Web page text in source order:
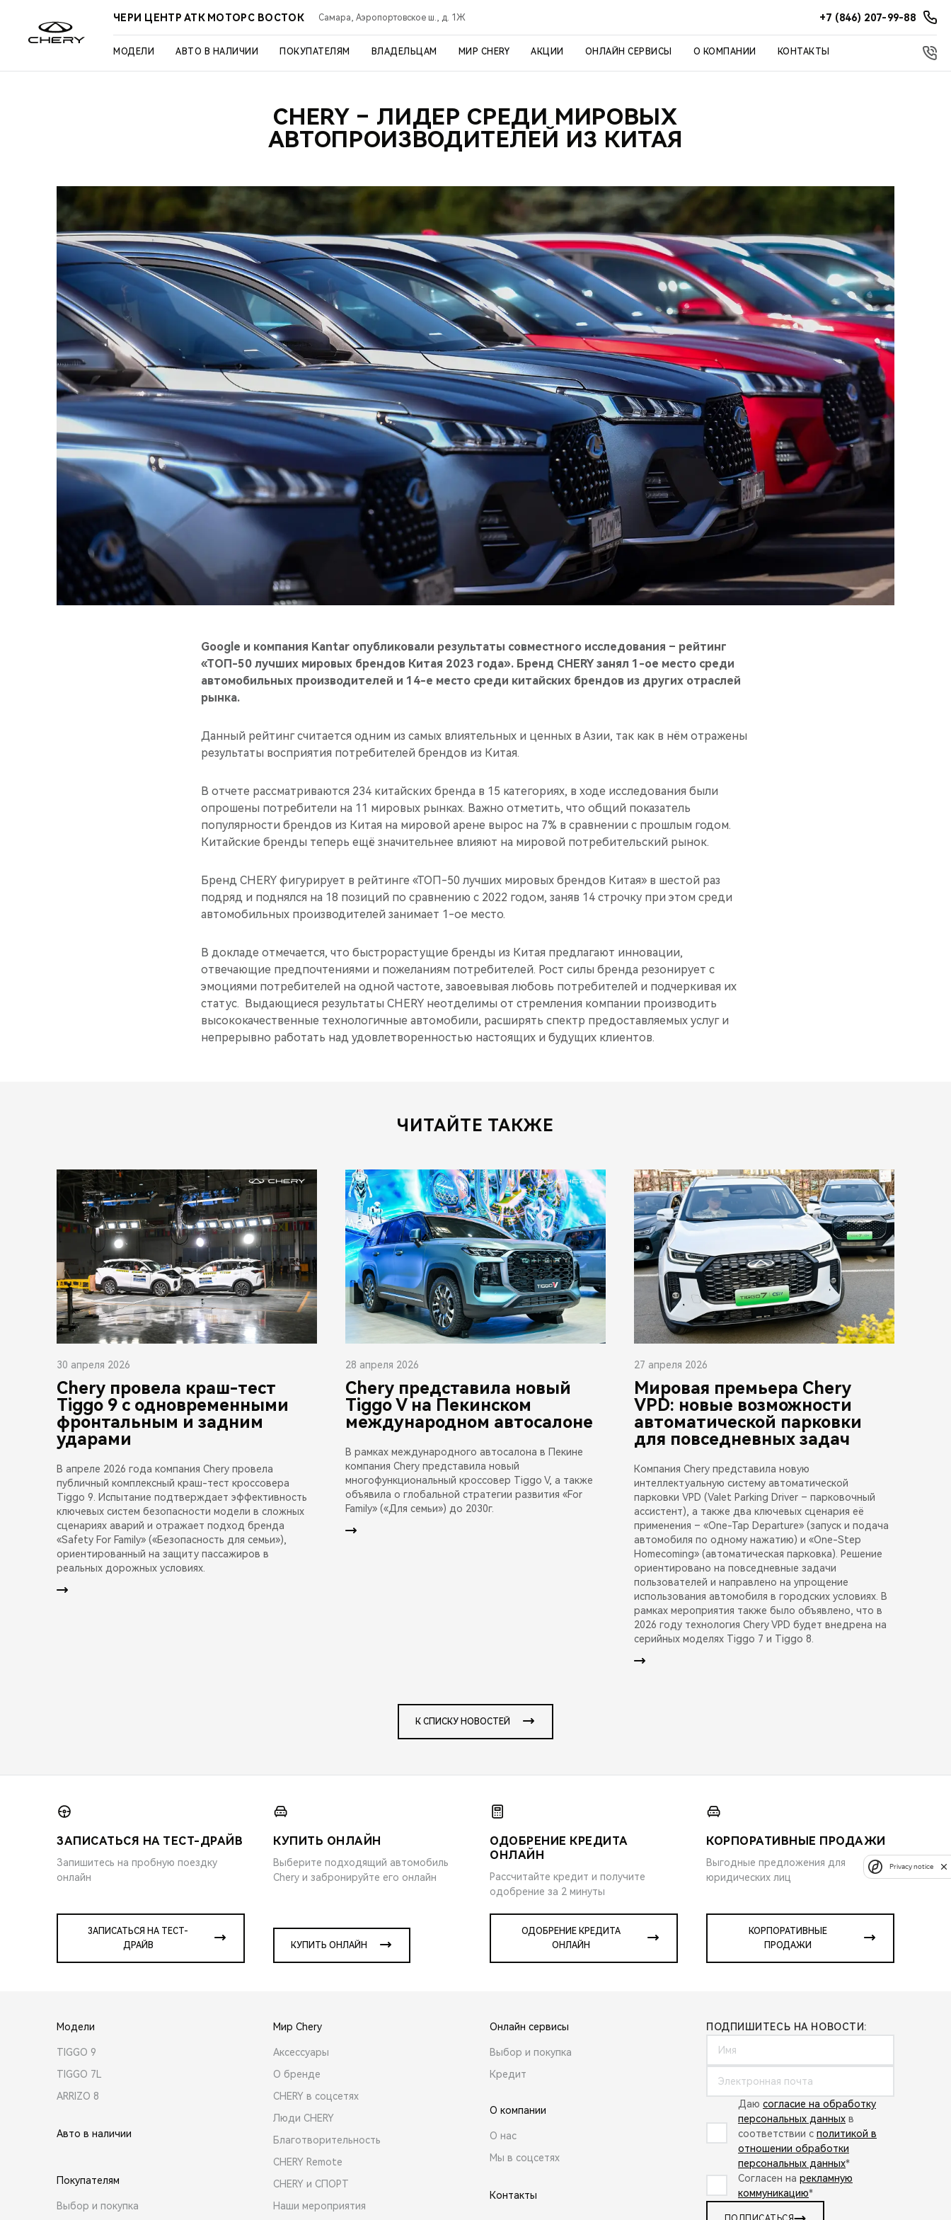
ЧЕРИ ЦЕНТР АТК МОТОРС ВОСТОК Самара, Аэропортовское ш., д. 1Ж +7 (846) 207-99-88
МОДЕЛИ АВТО В НАЛИЧИИ ПОКУПАТЕЛЯМ ВЛАДЕЛЬЦАМ МИР CHERY АКЦИИ ОНЛАЙН СЕРВИСЫ О КОМПАНИИ КОНТАКТЫ
CHERY – ЛИДЕР СРЕДИ МИРОВЫХ
АВТОПРОИЗВОДИТЕЛЕЙ ИЗ КИТАЯ
Google и компания Kantar опубликовали результаты совместного исследования – рейтинг
«ТОП-50 лучших мировых брендов Китая 2023 года». Бренд CHERY занял 1-ое место среди
автомобильных производителей и 14-е место среди китайских брендов из других отраслей
рынка.
Данный рейтинг считается одним из самых влиятельных и ценных в Азии, так как в нём отражены
результаты восприятия потребителей брендов из Китая.
В отчете рассматриваются 234 китайских бренда в 15 категориях, в ходе исследования были
опрошены потребители на 11 мировых рынках. Важно отметить, что общий показатель
популярности брендов из Китая на мировой арене вырос на 7% в сравнении с прошлым годом.
Китайские бренды теперь ещё значительнее влияют на мировой потребительский рынок.
Бренд CHERY фигурирует в рейтинге «ТОП-50 лучших мировых брендов Китая» в шестой раз
подряд и поднялся на 18 позиций по сравнению с 2022 годом, заняв 14 строчку при этом среди
автомобильных производителей занимает 1-ое место.
В докладе отмечается, что быстрорастущие бренды из Китая предлагают инновации,
отвечающие предпочтениями и пожеланиям потребителей. Рост силы бренда резонирует с
эмоциями потребителей на одной частоте, завоевывая любовь потребителей и подчеркивая их
статус. Выдающиеся результаты CHERY неотделимы от стремления компании производить
высококачественные технологичные автомобили, расширять спектр предоставляемых услуг и
непрерывно работать над удовлетворенностью настоящих и будущих клиентов.
ЧИТАЙТЕ ТАКЖЕ
30 апреля 2026
Chery провела краш-тест
Tiggo 9 с одновременными
фронтальным и задним
ударами
В апреле 2026 года компания Chery провела
публичный комплексный краш-тест кроссовера
Tiggo 9. Испытание подтверждает эффективность
ключевых систем безопасности модели в сложных
сценариях аварий и отражает подход бренда
«Safety For Family» («Безопасность для семьи»),
ориентированный на защиту пассажиров в
реальных дорожных условиях.
28 апреля 2026
Chery представила новый
Tiggo V на Пекинском
международном автосалоне
В рамках международного автосалона в Пекине
компания Chery представила новый
многофункциональный кроссовер Tiggo V, а также
объявила о глобальной стратегии развития «For
Family» («Для семьи») до 2030г.
27 апреля 2026
Мировая премьера Chery
VPD: новые возможности
автоматической парковки
для повседневных задач
Компания Chery представила новую
интеллектуальную систему автоматической
парковки VPD (Valet Parking Driver – парковочный
ассистент), а также два ключевых сценария её
применения – «One-Tap Departure» (запуск и подача
автомобиля по одному нажатию) и «One-Step
Homecoming» (автоматическая парковка). Решение
ориентировано на повседневные задачи
пользователей и направлено на упрощение
использования автомобиля в городских условиях. В
рамках мероприятия также было объявлено, что в
2026 году технология Chery VPD будет внедрена на
серийных моделях Tiggo 7 и Tiggo 8.
К СПИСКУ НОВОСТЕЙ
ЗАПИСАТЬСЯ НА ТЕСТ-ДРАЙВ
Запишитесь на пробную поездку
онлайн
ЗАПИСАТЬСЯ НА ТЕСТ-
ДРАЙВ
КУПИТЬ ОНЛАЙН
Выберите подходящий автомобиль
Chery и забронируйте его онлайн
КУПИТЬ ОНЛАЙН
ОДОБРЕНИЕ КРЕДИТА
ОНЛАЙН
Рассчитайте кредит и получите
одобрение за 2 минуты
ОДОБРЕНИЕ КРЕДИТА
ОНЛАЙН
КОРПОРАТИВНЫЕ ПРОДАЖИ
Выгодные предложения для
юридических лиц
КОРПОРАТИВНЫЕ
ПРОДАЖИ
Модели
TIGGO 9
TIGGO 7L
ARRIZO 8
Авто в наличии
Покупателям
Выбор и покупка
Мир Chery
Аксессуары
О бренде
CHERY в соцсетях
Люди CHERY
Благотворительность
CHERY Remote
CHERY и СПОРТ
Наши мероприятия
Онлайн сервисы
Выбор и покупка
Кредит
О компании
О нас
Мы в соцсетях
Контакты
ПОДПИШИТЕСЬ НА НОВОСТИ:
Даю согласие на обработку
персональных данных в
соответствии с политикой в
отношении обработки
персональных данных*
Согласен на рекламную
коммуникацию*
Privacy notice